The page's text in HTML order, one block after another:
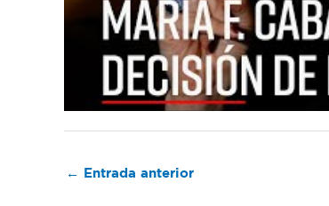
← Entrada anterior